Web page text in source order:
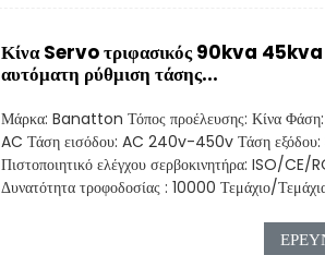
Κίνα Servo τριφασικός 90kva
αυτόματη ρύθμιση τάσης...
Μάρκα: Banatton Τόπος προέλευσης: Κίνα Φάση:
AC Τάση εισόδου: AC 240v-450v Τάση
Πιστοποιητικό ελέγχου σερβοκινητήρα: ISO/
Δυνατότητα τροφοδοσίας : 10000 Τεμάχιο/